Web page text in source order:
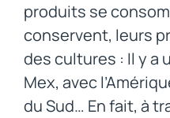
produits se
conservent, leurs
des cultures : Il y a
Mex, avec
du Sud… En fait, à